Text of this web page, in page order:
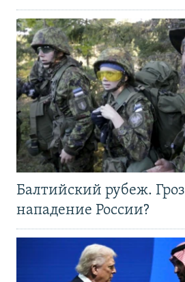
Балтийский рубеж.
нападение России?